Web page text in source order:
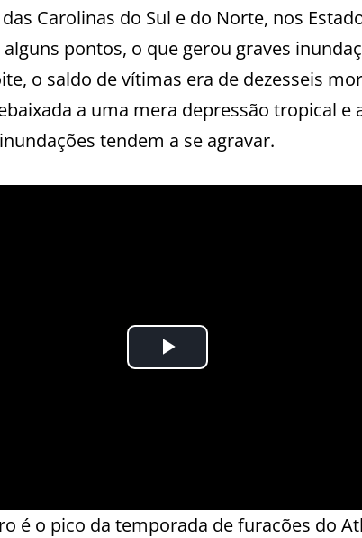
Carolinas do Sul e do Norte, nos
pontos, o que gerou graves
o saldo de vítimas era de dezesseis
a uma mera depressão tropical e
tendem a se agravar.
é o pico da temporada de furacões do